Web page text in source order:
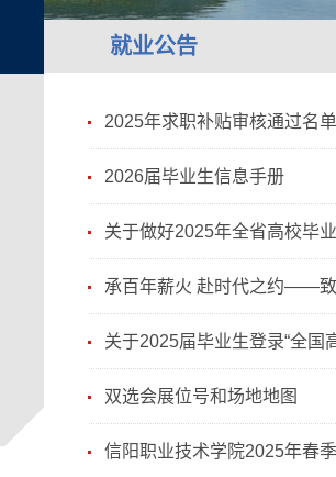
就业公告
2025年求职补贴审核通过名
2026届毕业生信息手册
关于做好2025年全省高校毕
承百年薪火 赴时代之约——
关于2025届毕业生登录“全国
双选会展位号和场地地图
信阳职业技术学院2025年春